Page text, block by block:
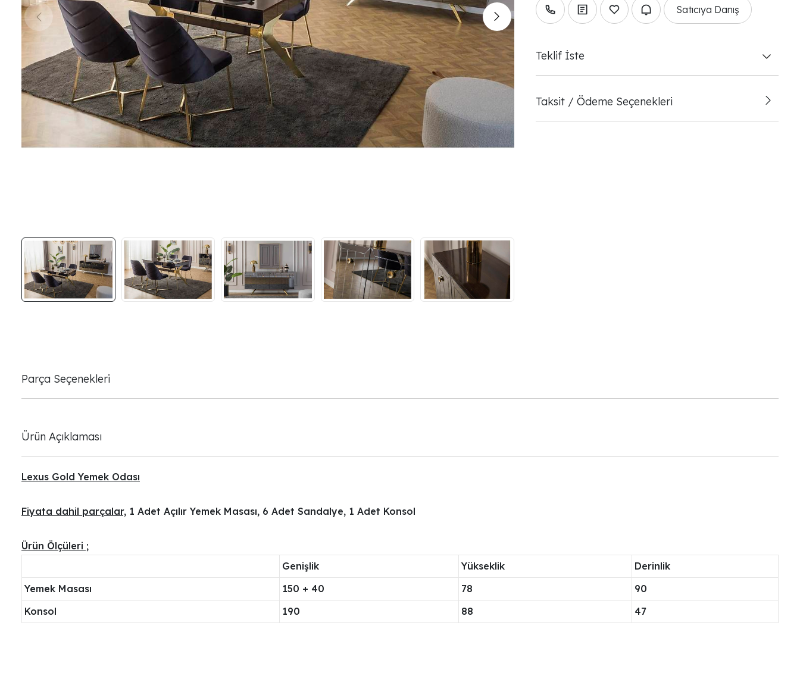
Satıcıya Danış
Teklif İste
Taksit / Ödeme Seçenekleri
Parça Seçenekleri
Ürün Açıklaması
Lexus Gold Yemek Odası
Fiyata dahil parçalar, 1 Adet Açılır Yemek Masası, 6 Adet Sandalye, 1 Adet Konsol
Ürün Ölçüleri ;
Genişlik
Yükseklik
Derinlik
Yemek Masası
150 + 40 78
90
Konsol
190 88 47